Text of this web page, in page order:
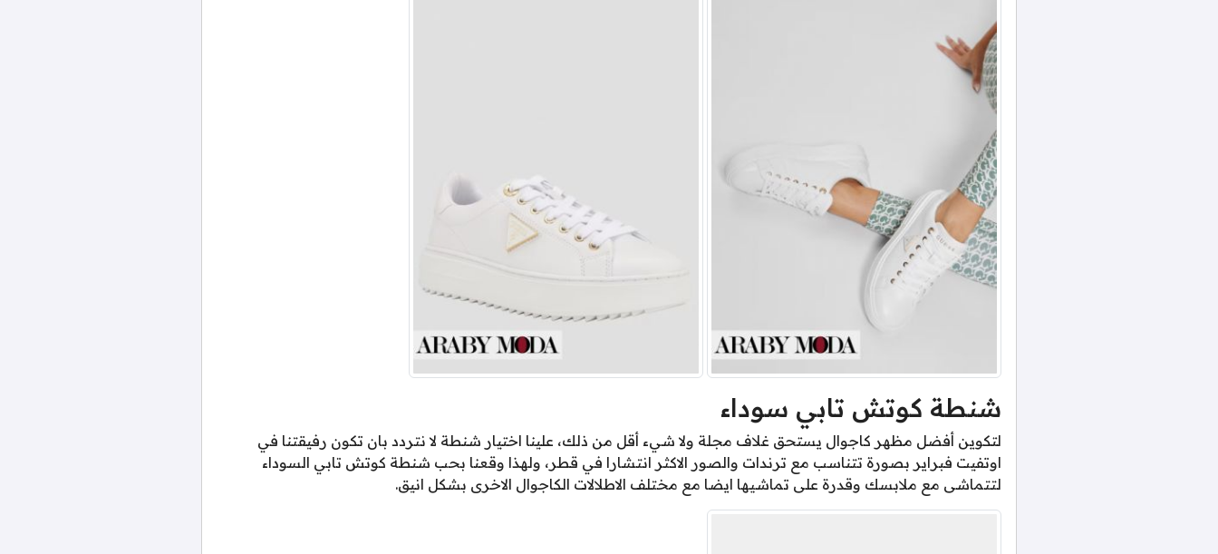
شنطة كوتش تابي سوداء
لتكوين أفضل مظهر كاجوال يستحق غلاف مجلة ولا شيء أقل من ذلك، علينا اختيار شنطة لا نتردد بان تكون رفيقتنا في
اوتفيت فبراير بصورة تتناسب مع ترندات والصور الاكثر انتشارا في قطر، ولهذا وقعنا بحب شنطة كوتش تابي السوداء
لتتماشى مع ملابسك وقدرة على تماشيها ايضا مع مختلف الاطلالات الكاجوال الاخرى بشكل انيق.